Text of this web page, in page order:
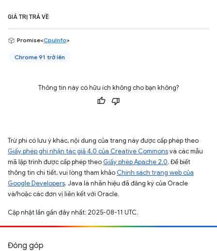
GIÁ TRỊ TRẢ VỀ
Promise<CpuInfo>
Chrome 91 trở lên
Thông tin này có hữu ích không cho bạn không?
Trừ phi có lưu ý khác, nội dung của trang này được cấp phép theo
Giấy phép ghi nhận tác giả 4.0 của Creative Commonsvà các mẫu
mã lập trình được cấp phép theo Giấy phép Apache 2.0. Để biết
thông tin chi tiết, vui lòng tham khảo Chính sách trang web của
Google Developers. Java là nhãn hiệu đã đăng ký của Oracle
và/hoặc các đơn vị liên kết với Oracle.
Cập nhật lần gần đây nhất: 2025-08-11 UTC.
Đóng góp